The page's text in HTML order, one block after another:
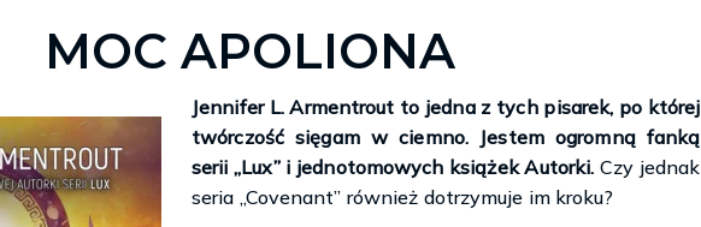
MOC APOLIONA
Jennifer L. Armentrout to jedna z tych pisarek, po której
twórczość sięgam w ciemno. Jestem ogromną fanką
serii „Lux” i jednotomowych książek Autorki. Czy jednak
seria „Covenant” również dotrzymuje im kroku?